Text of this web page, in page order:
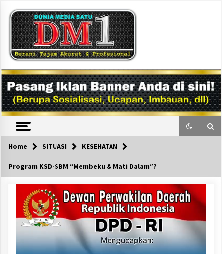
content
DM1
Home SITUASI KESEHATAN
Program KSD-SBM “Membeku & Mati Dalam”?